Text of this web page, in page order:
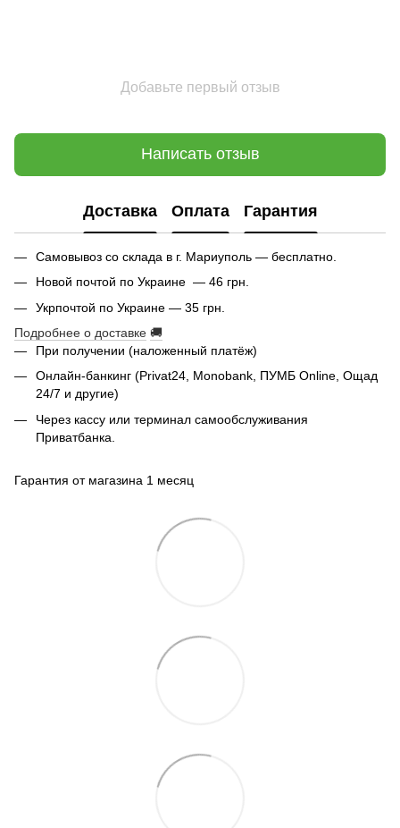
Добавьте первый отзыв
Написать отзыв
Доставка Оплата Гарантия
Самовывоз со склада в г. Мариуполь — бесплатно.
Новой почтой по Украине — 46 грн.
Укрпочтой по Украине — 35 грн.
Подробнее о доставке 🚚
При получении (наложенный платёж)
Онлайн-банкинг (Privat24, Monobank, ПУМБ Online, Ощад
24/7 и другие)
Через кассу или терминал самообслуживания
Приватбанка.
Гарантия от магазина 1 месяц